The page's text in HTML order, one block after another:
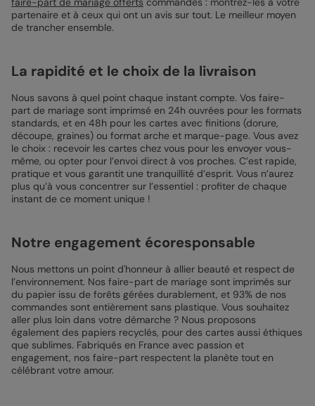
partenaire et à ceux qui ont un avis sur tout. Le meilleur moyen
de trancher ensemble.
La rapidité et le choix de la livraison
Nous savons à quel point chaque instant compte. Vos faire-
part de mariage sont imprimsé en 24h ouvrées pour les formats
standards, et en 48h pour les cartes avec finitions (dorure,
découpe, graines) ou format arche et marque-page. Vous avez
le choix : recevoir les cartes chez vous pour les envoyer vous-
même, ou opter pour l’envoi direct à vos proches. C’est rapide,
pratique et vous garantit une tranquillité d’esprit. Vous n’aurez
plus qu’à vous concentrer sur l’essentiel : profiter de chaque
instant de ce moment unique !
Notre engagement écoresponsable
Nous mettons un point d'honneur à allier beauté et respect de
l’environnement. Nos faire-part de mariage sont imprimés sur
du papier issu de forêts gérées durablement, et 93% de nos
commandes sont entièrement sans plastique. Vous souhaitez
aller plus loin dans votre démarche ? Nous proposons
également des papiers recyclés, pour des cartes aussi éthiques
que sublimes. Fabriqués en France avec passion et
engagement, nos faire-part respectent la planète tout en
célébrant votre amour.